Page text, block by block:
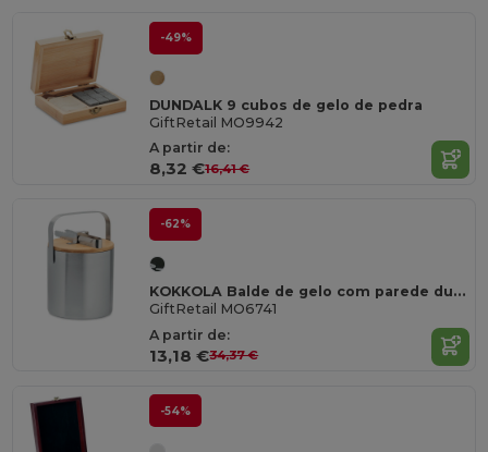
-49%
DUNDALK 9 cubos de gelo de pedra
GiftRetail MO9942
A partir de:
8,32 €16,41 €
-62%
KOKKOLA Balde de gelo com parede dupla
GiftRetail MO6741
A partir de:
13,18 €34,37 €
-54%